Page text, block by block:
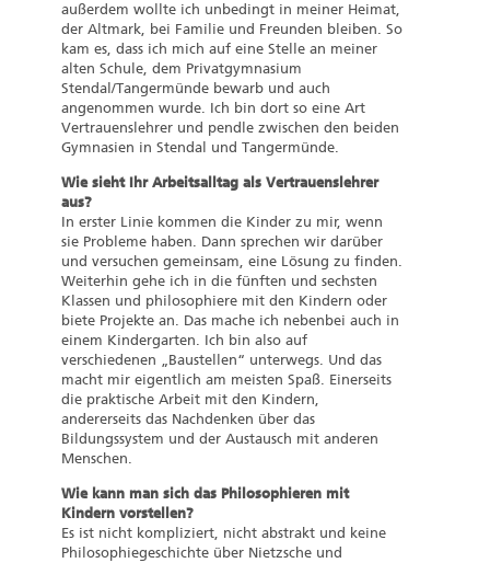
außerdem wollte ich unbedingt in meiner Heimat,
der Altmark, bei Familie und Freunden bleiben. So
kam es, dass ich mich auf eine Stelle an meiner
alten Schule, dem Privatgymnasium
Stendal/Tangermünde bewarb und auch
angenommen wurde. Ich bin dort so eine Art
Vertrauenslehrer und pendle zwischen den beiden
Gymnasien in Stendal und Tangermünde.
Wie sieht Ihr Arbeitsalltag als Vertrauenslehrer
aus?
In erster Linie kommen die Kinder zu mir, wenn
sie Probleme haben. Dann sprechen wir darüber
und versuchen gemeinsam, eine Lösung zu finden.
Weiterhin gehe ich in die fünften und sechsten
Klassen und philosophiere mit den Kindern oder
biete Projekte an. Das mache ich nebenbei auch in
einem Kindergarten. Ich bin also auf
verschiedenen „Baustellen“ unterwegs. Und das
macht mir eigentlich am meisten Spaß. Einerseits
die praktische Arbeit mit den Kindern,
andererseits das Nachdenken über das
Bildungssystem und der Austausch mit anderen
Menschen.
Wie kann man sich das Philosophieren mit
Kindern vorstellen?
Es ist nicht kompliziert, nicht abstrakt und keine
Philosophiegeschichte über Nietzsche und